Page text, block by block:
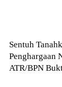
Sentuh
Penghargaan
ATR/BPN